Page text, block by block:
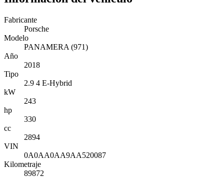
Fabricante
Porsche
Modelo
PANAMERA (971)
Año
2018
Tipo
2.9 4 E-Hybrid
kW
243
hp
330
cc
2894
VIN
0A0AA0AA9AA520087
Kilometraje
89872